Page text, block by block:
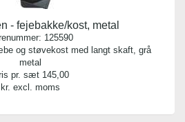
- fejebakke/kost, metal
125590
og støvekost med langt skaft, grå
metal
pr. sæt 145,00
kr. excl. moms